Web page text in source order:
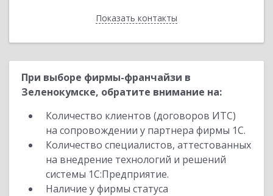
Показать контакты
Назад
При выборе фирмы-франчайзи в
Зеленокумске, обратите внимание на:
Количество клиентов (договоров ИТС)
на сопровождении у партнера фирмы 1С.
Количество специалистов, аттестованных
на внедрение технологий и решений
системы 1С:Предприятие.
Наличие у фирмы статуса